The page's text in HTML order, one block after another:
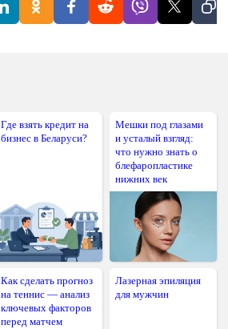
Где взять кредит на
бизнес в Беларуси?
Мешки под глазами
и усталый взгляд:
что нужно знать о
блефаропластике
нижних век
Как сделать прогноз
на теннис — анализ
ключевых факторов
перед матчем
Лазерная эпиляция
для мужчин